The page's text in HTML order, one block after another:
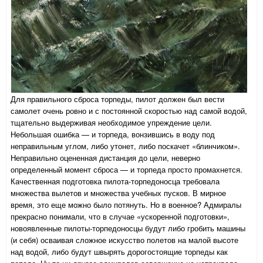
Для правильного сброса торпеды, пилот должен был вести
самолет очень ровно и с постоянной скоростью над самой водой,
тщательно выдерживая необходимое упреждение цели.
Небольшая ошибка — и торпеда, вонзившись в воду под
неправильным углом, либо утонет, либо поскачет «блинчиком».
Неправильно оцененная дистанция до цели, неверно
определенный момент сброса — и торпеда просто промахнется.
Качественная подготовка пилота-торпедоносца требовала
множества вылетов и множества учебных пусков. В мирное
время, это еще можно было потянуть. Но в военное? Адмиралы
прекрасно понимали, что в случае «ускоренной подготовки»,
новоявленные пилоты-торпедоносцы будут либо гробить машины
(и себя) осваивая сложное искусство полетов на малой высоте
над водой, либо будут швырять дорогостоящие торпеды как